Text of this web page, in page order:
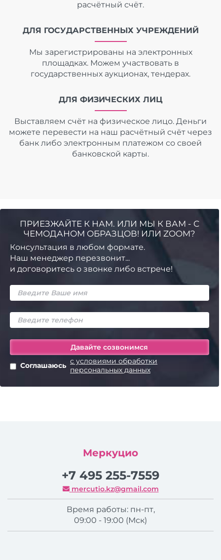
расчётный счёт.
ДЛЯ ГОСУДАРСТВЕННЫХ УЧРЕЖДЕНИЙ
Мы зарегистрированы на электронных
площадках. Можем участвовать в
государственных аукционах, тендерах.
ДЛЯ ФИЗИЧЕСКИХ ЛИЦ
Выставляем счёт на физическое лицо. Деньги
можете перевести на наш расчётный счёт через
банк либо электронным платежом со своей
банковской карты.
ПРИЕЗЖАЙТЕ К НАМ. ИЛИ МЫ К ВАМ - С
ЧЕМОДАНОМ ОБРАЗЦОВ! ИЛИ ZOOM?
Консультация в любом формате.
Наш менеджер перезвонит...
и договоритесь о звонке либо встрече!
Соглашаюсь с условиями обработки
персональных данных
Меркуцио
+7 495 255-7559
mercutio.kz@gmail.com
Время работы: пн-пт,
09:00 - 19:00 (Мск)